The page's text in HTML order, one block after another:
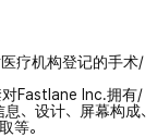
疗机构登记的手术/
Fastlane Inc.拥有/
、设计、屏幕构成、
等。